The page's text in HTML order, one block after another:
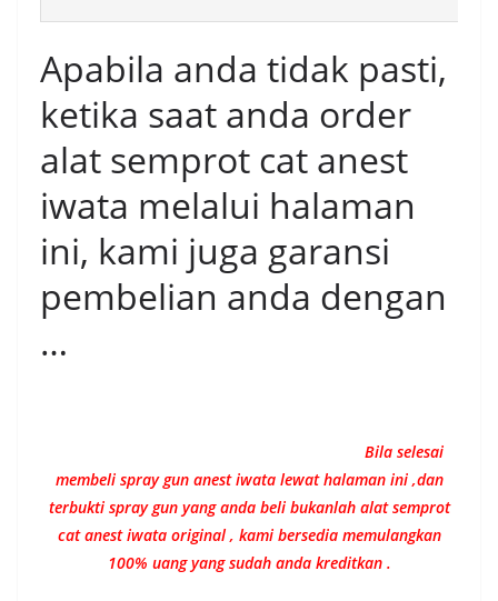
Apabila anda tidak pasti,
ketika saat anda order
alat semprot cat anest
iwata melalui halaman
ini, kami juga garansi
pembelian anda dengan
…
Bila selesai
membeli spray gun anest iwata lewat halaman ini ,dan
terbukti spray gun yang anda beli bukanlah alat semprot
cat anest iwata original , kami bersedia memulangkan
100% uang yang sudah anda kreditkan .